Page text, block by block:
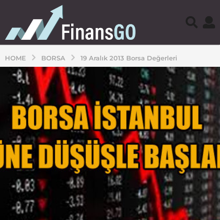
HOME BORSA 19 Aralık 2013 Borsa Değerleri